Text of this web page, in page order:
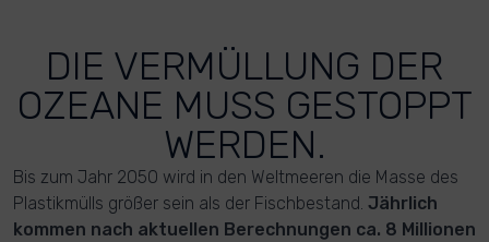
DIE VERMÜLLUNG DER
OZEANE MUSS GESTOPPT
WERDEN.
Bis zum Jahr 2050 wird in den Weltmeeren die Masse des
Plastikmülls größer sein als der Fischbestand. Jährlich
kommen nach aktuellen Berechnungen ca. 8 Millionen